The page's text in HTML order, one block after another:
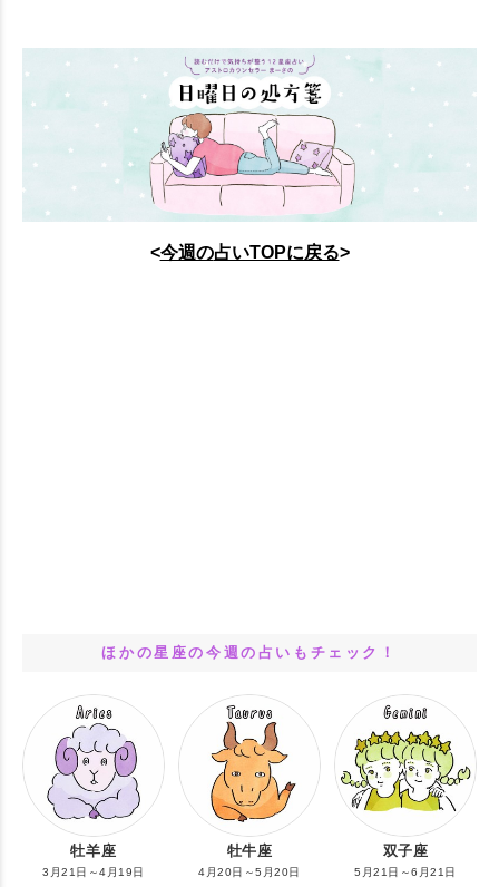
<今週の占いTOPに戻る>
ほかの星座の今週の占いもチェック！
牡羊座
3月21日～4月19日
牡牛座
4月20日～5月20日
双子座
5月21日～6月21日